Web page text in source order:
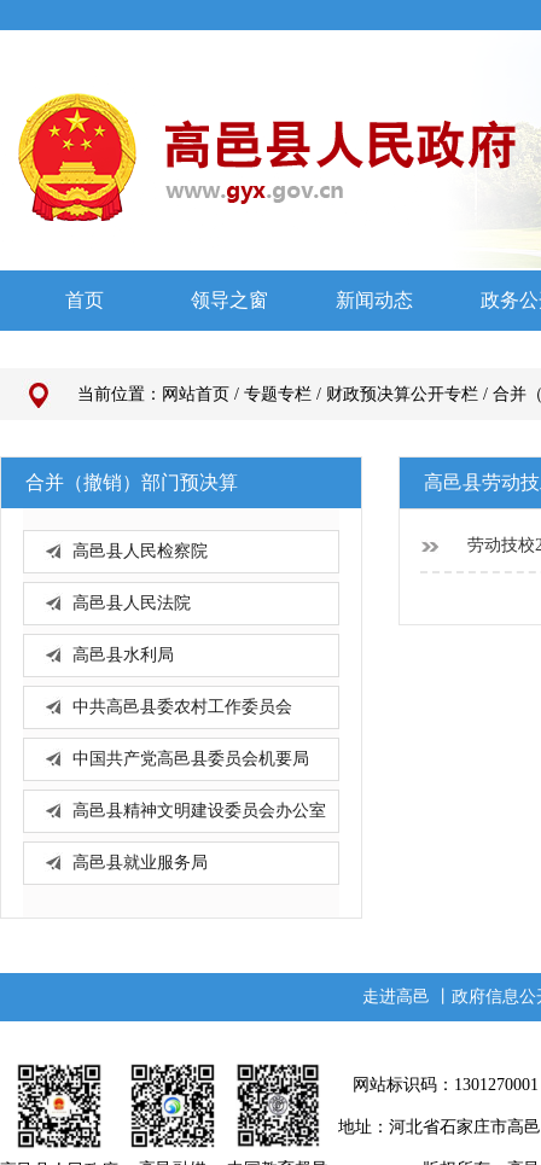
当前位置： 网站首页 / 专题专栏 / 财政预决算公开专栏 / 合并
合并（撤销）部门预决算
高邑县人民检察院
高邑县人民法院
高邑县水利局
中共高邑县委农村工作委员会
中国共产党高邑县委员会机要局
高邑县精神文明建设委员会办公室
高邑县就业服务局
高邑县劳动
劳动技校